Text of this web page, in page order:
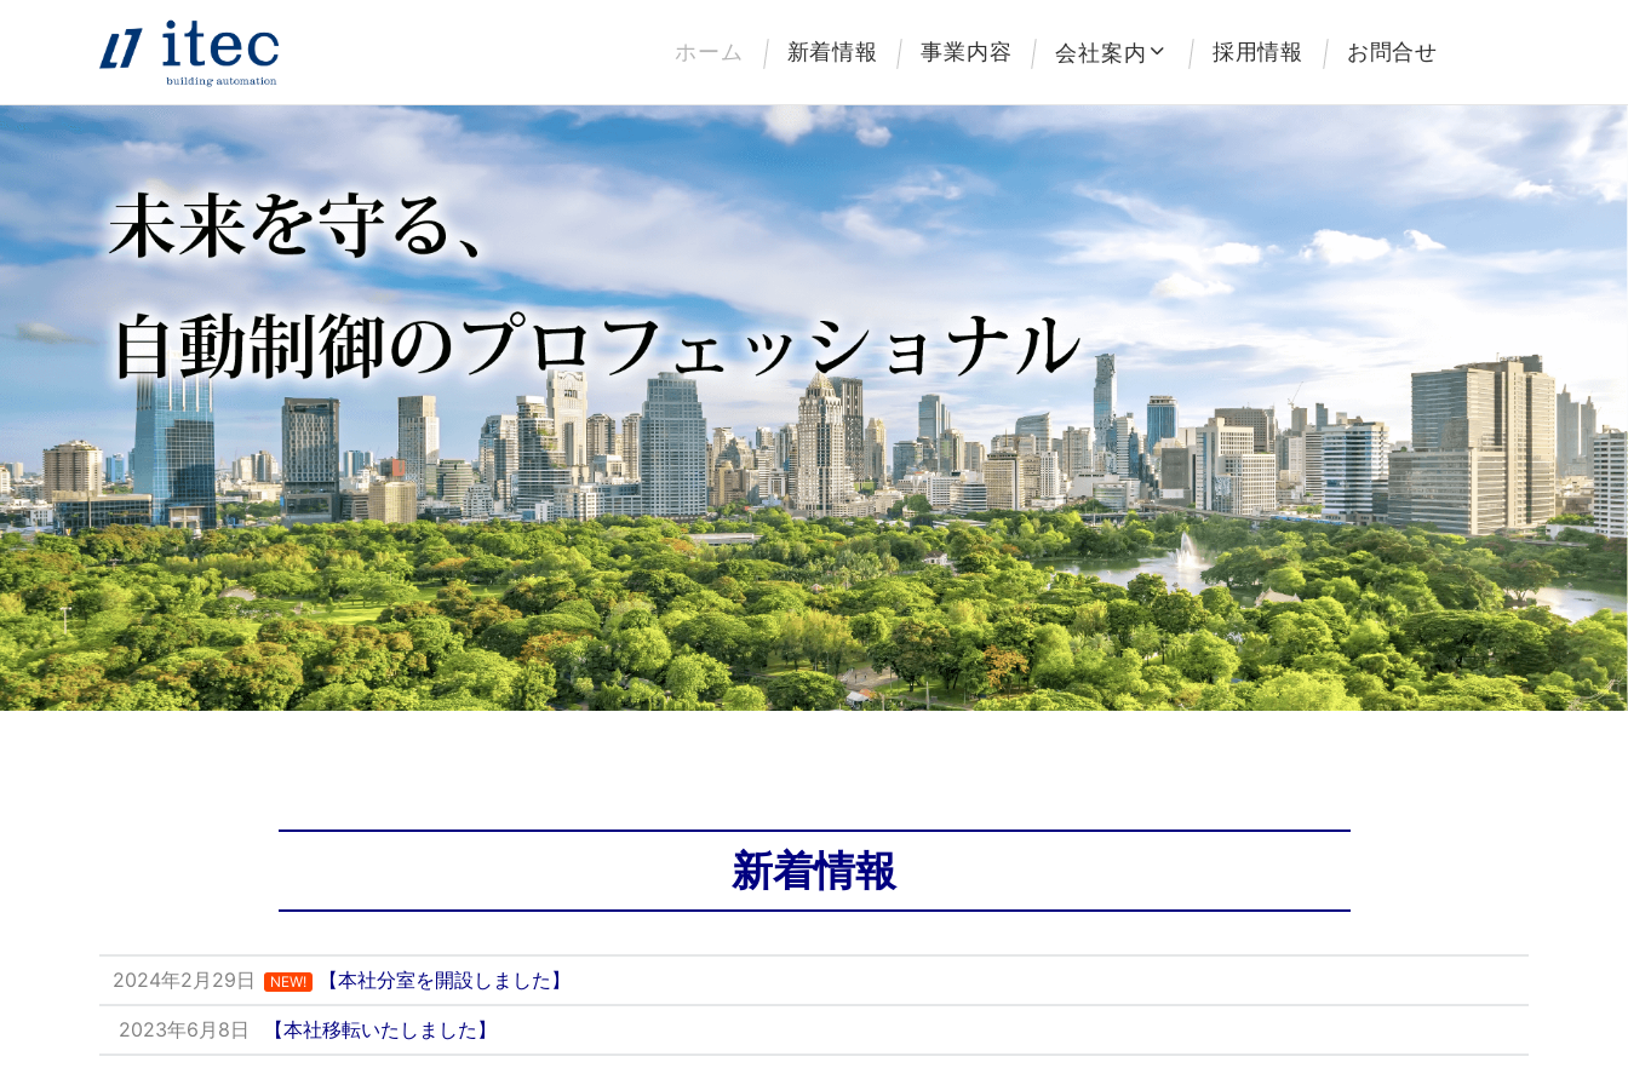
ホーム 新着情報 事業内容 会社案内 採用情報 お問合せ
新着情報
2024年2月29日 NEW! 【本社分室を開設しました】
2023年6月8日 【本社移転いたしました】